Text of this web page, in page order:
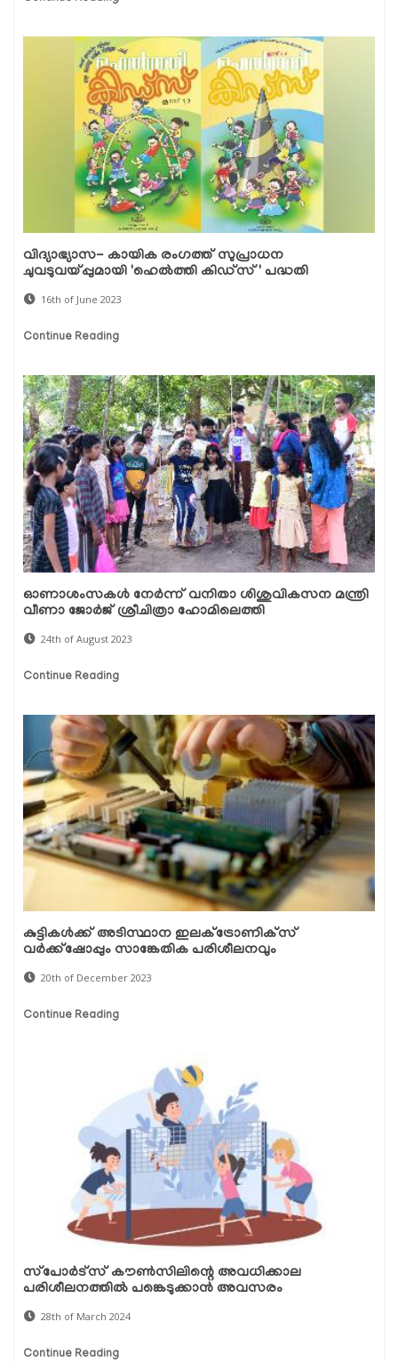
വിദ്യാഭ്യാസ- കായിക രംഗത്ത് സുപ്രാധന
ചുവടുവയ്പ്പുമായി 'ഹെൽത്തി കിഡ്സ്' പദ്ധതി
16th of June 2023
Continue Reading
ഓണാശംസകൾ നേർന്ന് വനിതാ ശിശുവികസന മന്ത്രി
വീണാ ജോർജ് ശ്രീചിത്രാ ഹോമിലെത്തി
24th of August 2023
Continue Reading
കുട്ടികള്‍ക്ക് അടിസ്ഥാന ഇലക്ട്രോണിക്‌സ്
വര്‍ക്ക്‌ഷോപ്പും സാങ്കേതിക പരിശീലനവും
20th of December 2023
Continue Reading
സ്‌പോർട്‌സ് കൗൺസിലിന്റെ അവധിക്കാല
പരിശീലനത്തിൽ പങ്കെടുക്കാൻ അവസരം
28th of March 2024
Continue Reading